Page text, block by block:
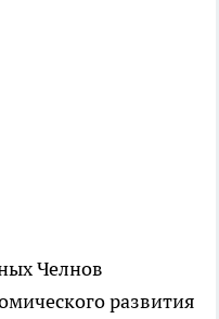
Челнов
развития